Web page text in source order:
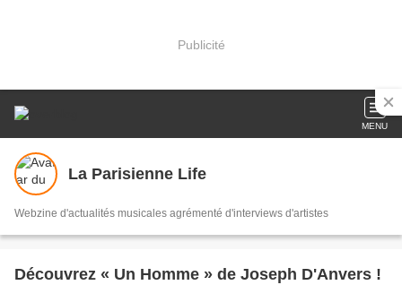
Publicité
MENU
La Parisienne Life
Webzine d'actualités musicales agrémenté d'interviews d'artistes
Découvrez « Un Homme » de Joseph D'Anvers !